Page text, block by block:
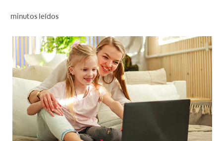
PARA PROFESIONALES
SUSCRIBITE
minutos leídos